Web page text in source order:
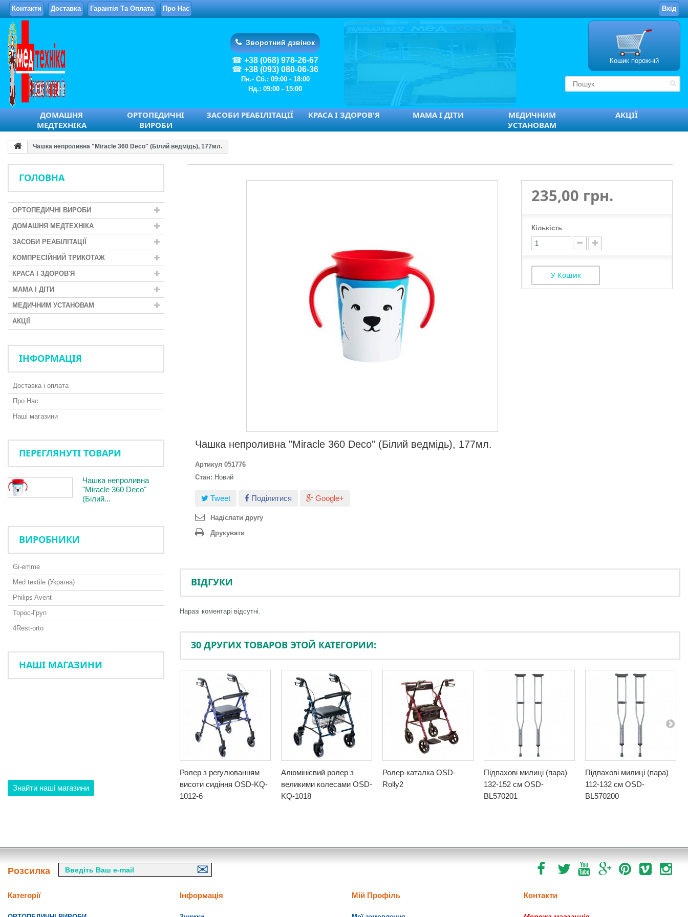
Контакти Доставка Гарантія Та Оплата Про Нас Вхід
Зворотний дзвінок
+38 (068) 978-26-67
+38 (093) 080-06-36
Пн.- Сб.: 09:00 - 18:00
Нд.: 09:00 - 15:00
Кошик порожній
ДОМАШНЯ
МЕДТЕХНІКА
ОРТОПЕДИЧНІ
ВИРОБИ
ЗАСОБИ РЕАБІЛІТАЦІЇ КРАСА І ЗДОРОВ'Я МАМА І ДІТИ
МЕДИЧНИМ
УСТАНОВАМ
АКЦІЇ
Чашка непроливна "Miracle 360 Deco" (Білий ведмідь), 177мл.
ГОЛОВНА
ОРТОПЕДИЧНІ ВИРОБИ
ДОМАШНЯ МЕДТЕХНІКА
ЗАСОБИ РЕАБІЛІТАЦІЇ
КОМПРЕСІЙНИЙ ТРИКОТАЖ
КРАСА І ЗДОРОВ'Я
МАМА І ДІТИ
МЕДИЧНИМ УСТАНОВАМ
АКЦІЇ
ІНФОРМАЦІЯ
Доставка і оплата
Про Нас
Наші магазини
ПЕРЕГЛЯНУТІ ТОВАРИ
Чашка непроливна
"Miracle 360 Deco"
(Білий...
ВИРОБНИКИ
Gi-emme
Med textile (Україна)
Philips Avent
Торос-Груп
4Rest-orto
НАШІ МАГАЗИНИ
Знайти наші магазини
Чашка непроливна "Miracle 360 Deco" (Білий ведмідь), 177мл.
Артикул 051776
Стан: Новий
Tweet Поділитися Google+
Надіслати другу
Друкувати
235,00 грн.
Кількість
У Кошик
ВІДГУКИ
Наразі коментарі відсутні.
30 ДРУГИХ ТОВАРОВ ЭТОЙ КАТЕГОРИИ:
Ролер з регулюванням
висоти сидіння OSD-KQ-
1012-6
Алюмінієвий ролер з
великими колесами OSD-
KQ-1018
Ролер-каталка OSD-
Rolly2
Підпахові милиці (пара)
132-152 см OSD-
BL570201
Підпахові милиці (пара)
112-132 см OSD-
BL570200
Розсилка
Категорії Інформація Мій Профіль Контакти